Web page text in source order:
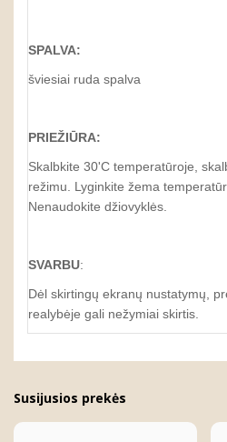
SPALVA:
šviesiai ruda spalva
PRIEŽIŪRA:
Skalbkite 30'C temperatūroje,
režimu. Lyginkite žema
Nenaudokite džiovyklės.
SVARBU:
Dėl skirtingų ekranų nustatymų,
realybėje gali nežymiai skirtis.
Susijusios prekės